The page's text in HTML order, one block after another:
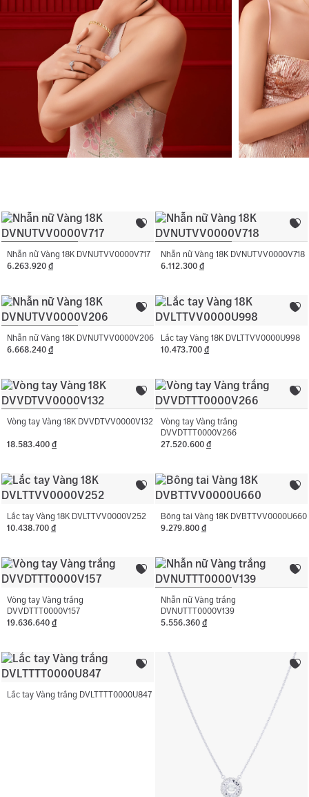
Nhẫn nữ Vàng 18K DVNUTVV0000V717
6.263.920 đ
Nhẫn nữ Vàng 18K DVNUTVV0000V718
6.112.300 đ
Nhẫn nữ Vàng 18K DVNUTVV0000V206
6.668.240 đ
Lắc tay Vàng 18K DVLTTVV0000U998
10.473.700 đ
Vòng tay Vàng 18K DVVDTVV0000V132
18.583.400 đ
Vòng tay Vàng trắng
DVVDTTT0000V266
27.520.600 đ
Lắc tay Vàng 18K DVLTTVV0000V252
10.438.700 đ
Bông tai Vàng 18K DVBTTVV0000U660
9.279.800 đ
Vòng tay Vàng trắng
DVVDTTT0000V157
19.636.640 đ
Nhẫn nữ Vàng trắng
DVNUTTT0000V139
5.556.360 đ
Lắc tay Vàng trắng DVLTTTT0000U847